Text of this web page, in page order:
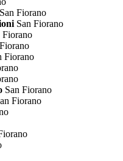
San Fiorano
San Fiorano
Fiorano
Fiorano
San Fiorano
Fiorano